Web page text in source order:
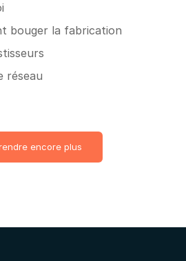
bouger la fabrication
réseau
encore plus